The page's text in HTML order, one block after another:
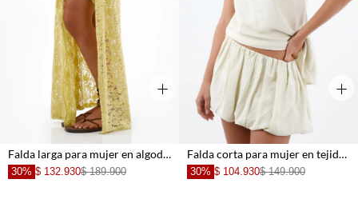
+
Falda larga para mujer en algodón amarillo pastel fit fluido con encaje floral
30% $ 132.930$ 189.900
+
Falda corta para mujer en tejido ligero color crema silueta globo con cintura fruncida
30% $ 104.930$ 149.900